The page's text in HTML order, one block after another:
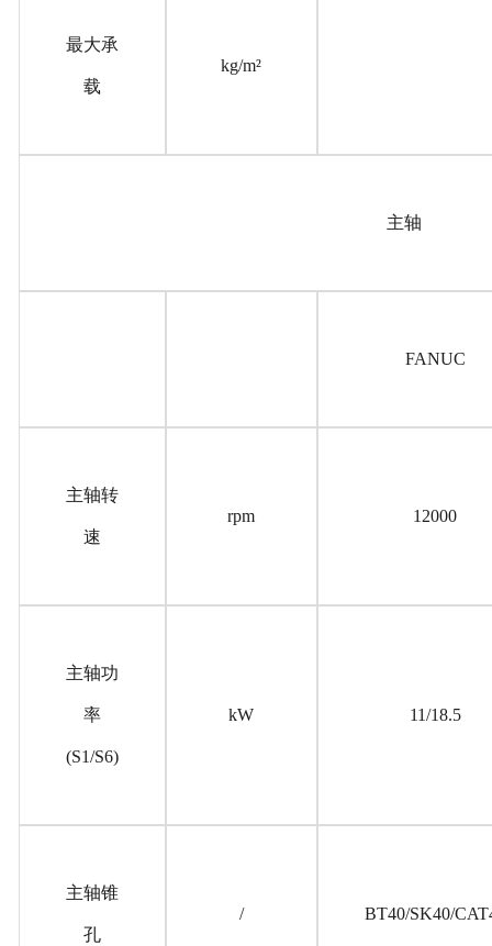
最大承
载
kg/m²
主轴
FANUC
主轴转
速
rpm 12000
主轴功
率
(S1/S6)
kW 11/18.5
主轴锥
孔
/ BT40/SK40/